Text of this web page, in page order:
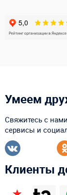
Умеем
Свяжитесь с
сервисы и
Клиенты